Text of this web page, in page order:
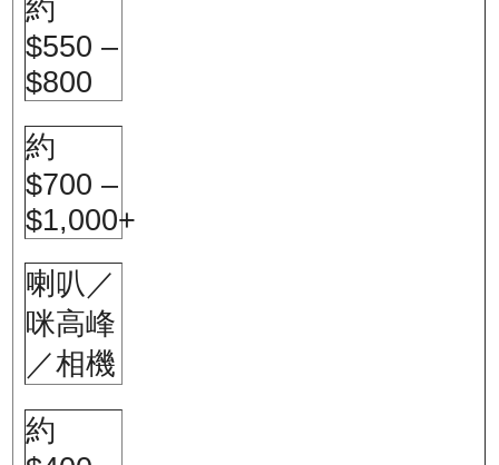
約
$550 –
$800
約
$700 –
$1,000+
喇叭／
咪高峰
／相機
約